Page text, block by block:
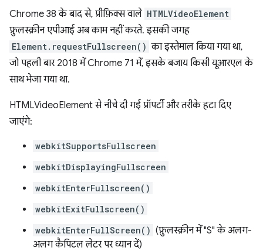
Chrome 38 के बाद से, प्रीफ़िक्स वाले HTMLVideoElement
फ़ुलस्क्रीन एपीआई अब काम नहीं करते. इसकी जगह
Element.requestFullscreen() का इस्तेमाल किया गया था,
जो पहली बार 2018 में Chrome 71 में, इसके बजाय किसी यूआरएल के
साथ भेजा गया था.
HTMLVideoElement से नीचे दी गई प्रॉपर्टी और तरीके हटा दिए
जाएंगे:
webkitSupportsFullscreen
webkitDisplayingFullscreen
webkitEnterFullscreen()
webkitExitFullscreen()
webkitEnterFullScreen() (फ़ुलस्क्रीन में "S" के अलग-
अलग कैपिटल लेटर पर ध्यान दें)